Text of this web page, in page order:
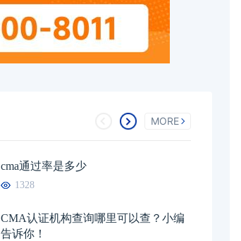
MORE
cma通过率是多少
1328
CMA认证机构查询哪里可以查？小编
告诉你！